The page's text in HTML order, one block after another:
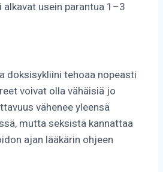
alkavat usein parantua 1–3
doksisykliini tehoaa nopeasti
voivat olla vähäisiä jo
vähenee yleensä
mutta seksistä kannattaa
ajan lääkärin ohjeen